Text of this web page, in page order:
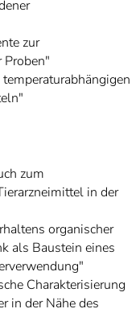
zur
Proben"
zum
in der
organischer
als Baustein eines
Charakterisierung
in der Nähe des